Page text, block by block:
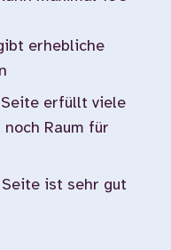
erhebliche
erfüllt viele
Raum für
ist sehr gut